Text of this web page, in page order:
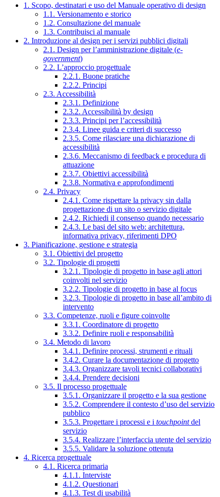
1. Scopo, destinatari e uso del Manuale operativo di design
1.1. Versionamento e storico
1.2. Consultazione del manuale
1.3. Contribuisci al manuale
2. Introduzione al design per i servizi pubblici digitali
2.1. Design per l’amministrazione digitale (e-
government)
2.2. L’approccio progettuale
2.2.1. Buone pratiche
2.2.2. Principi
2.3. Accessibilità
2.3.1. Definizione
2.3.2. Accessibilità by design
2.3.3. Principi per l’accessibilità
2.3.4. Linee guida e criteri di successo
2.3.5. Come rilasciare una dichiarazione di
accessibilità
2.3.6. Meccanismo di feedback e procedura di
attuazione
2.3.7. Obiettivi accessibilità
2.3.8. Normativa e approfondimenti
2.4. Privacy
2.4.1. Come rispettare la privacy sin dalla
progettazione di un sito o servizio digitale
2.4.2. Richiedi il consenso quando necessario
2.4.3. Le basi del sito web: architettura,
informativa privacy, riferimenti DPO
3. Pianificazione, gestione e strategia
3.1. Obiettivi del progetto
3.2. Tipologie di progetti
3.2.1. Tipologie di progetto in base agli attori
coinvolti nel servizio
3.2.2. Tipologie di progetto in base al focus
3.2.3. Tipologie di progetto in base all’ambito di
intervento
3.3. Competenze, ruoli e figure coinvolte
3.3.1. Coordinatore di progetto
3.3.2. Definire ruoli e responsabilità
3.4. Metodo di lavoro
3.4.1. Definire processi, strumenti e rituali
3.4.2. Curare la documentazione di progetto
3.4.3. Organizzare tavoli tecnici collaborativi
3.4.4. Prendere decisioni
3.5. Il processo progettuale
3.5.1. Organizzare il progetto e la sua gestione
3.5.2. Comprendere il contesto d’uso del servizio
pubblico
3.5.3. Progettare i processi e i touchpointdel
servizio
3.5.4. Realizzare l’interfaccia utente del servizio
3.5.5. Validare la soluzione ottenuta
4. Ricerca progettuale
4.1. Ricerca primaria
4.1.1. Interviste
4.1.2. Questionari
4.1.3. Test di usabilità